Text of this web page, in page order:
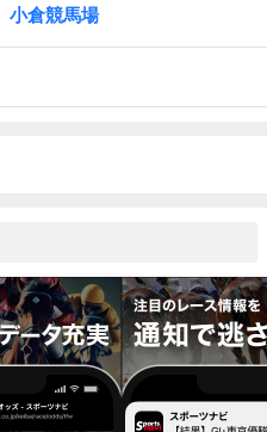
小倉競馬場